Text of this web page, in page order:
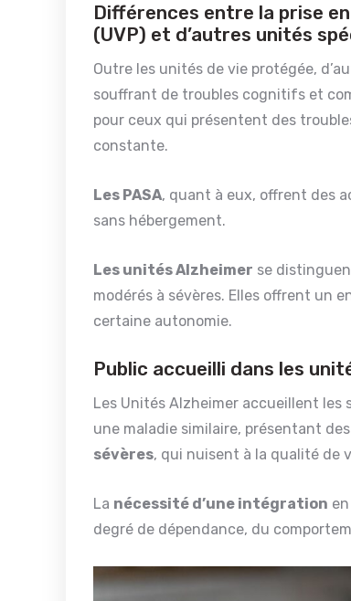
Différences entre la prise
(UVP) et d’autres unités
Outre les unités de vie protégée,
souffrant de troubles cognitifs et
pour ceux qui présentent des
constante.
Les PASA, quant à eux, offrent des
sans hébergement.
Les unités Alzheimer se
modérés à sévères. Elles offrent un
certaine autonomie.
Public accueilli dans les
Les Unités Alzheimer accueillent les
une maladie similaire, présentant des
sévères, qui nuisent à la qualité de
La nécessité d’une intégration
degré de dépendance, du